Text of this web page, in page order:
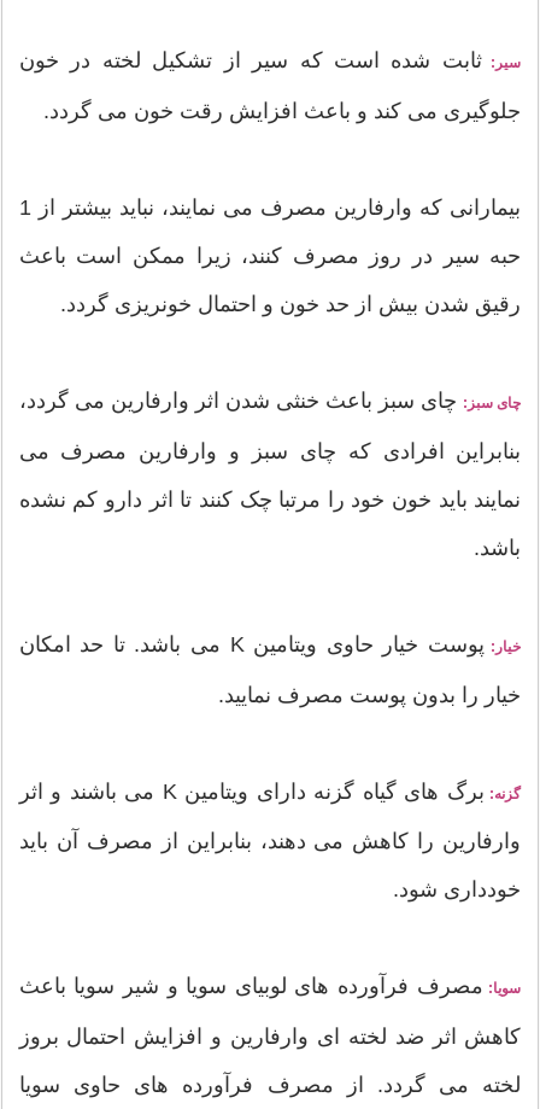
سیر:ثابت شده است که سیر از تشکیل لخته در خون
جلوگیری می کند و باعث افزایش رقت خون می گردد.
بیمارانی که وارفارین مصرف می نمایند، نباید بیشتر از 1
حبه سیر در روز مصرف کنند، زیرا ممکن است باعث
رقیق شدن بیش از حد خون و احتمال خونریزی گردد.
چای سبز: چای سبز باعث خنثی شدن اثر وارفارین می گردد،
بنابراین افرادی که چای سبز و وارفارین مصرف می
نمایند باید خون خود را مرتبا چک کنند تا اثر دارو کم نشده
باشد.
خیار: پوست خیار حاوی ویتامین K می باشد. تا حد امکان
خیار را بدون پوست مصرف نمایید.
گزنه: برگ های گیاه گزنه دارای ویتامین K می باشند و اثر
وارفارین را کاهش می دهند، بنابراین از مصرف آن باید
خودداری شود.
سویا: مصرف فرآورده های لوبیای سویا و شیر سویا باعث
کاهش اثر ضد لخته ای وارفارین و افزایش احتمال بروز
لخته می گردد. از مصرف فرآورده های حاوی سویا